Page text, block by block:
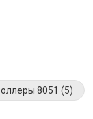
8051 (5)